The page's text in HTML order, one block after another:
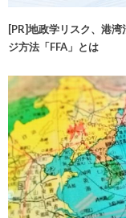
[PR]地政学リスク、港
ジ方法「FFA」とは